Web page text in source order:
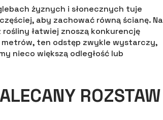
żyznych i słonecznych tuje
aby zachować równą ścianę. Na
łatwiej znoszą konkurencję
metrów, ten odstęp zwykle wystarczy,
nieco większą odległość lub
ROZSTAW